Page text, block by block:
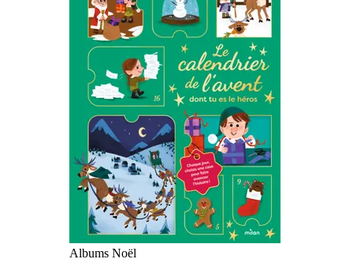
Albums Noël